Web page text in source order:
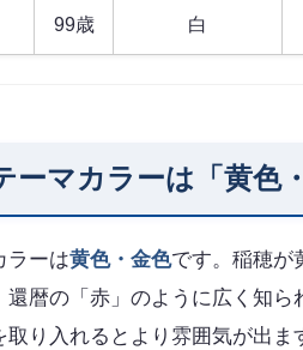
99歳 白
ーマカラーは「黄色
ラーは黄色・金色です。稲穂が
還暦の「赤」のように広く知
り入れるとより雰囲気が出ま